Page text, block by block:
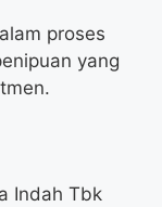
proses
yang
Indah Tbk